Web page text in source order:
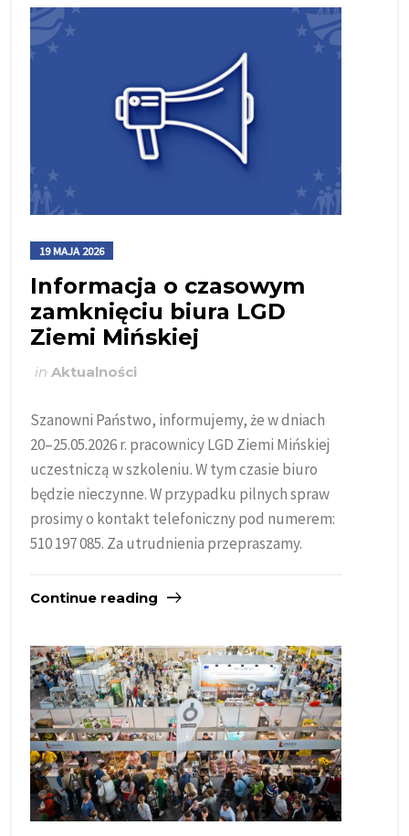
19 MAJA 2026
Informacja o czasowym
zamknięciu biura LGD
Ziemi Mińskiej
inAktualności
Szanowni Państwo, informujemy, że w dniach
20–25.05.2026 r. pracownicy LGD Ziemi Mińskiej
uczestniczą w szkoleniu. W tym czasie biuro
będzie nieczynne. W przypadku pilnych spraw
prosimy o kontakt telefoniczny pod numerem:
510 197 085. Za utrudnienia przepraszamy.
Continue reading